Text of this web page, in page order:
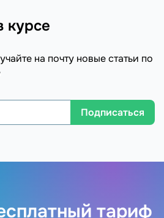
курсе
на почту новые статьи по
Подписаться
тариф